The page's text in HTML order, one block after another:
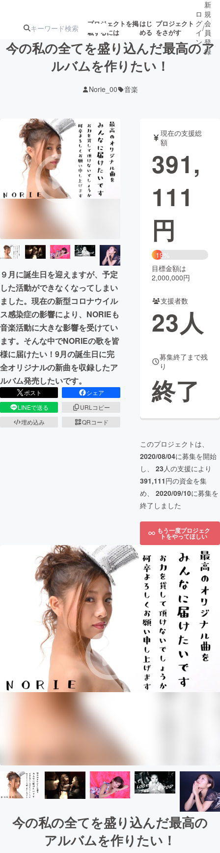
プロジェクトを掲
載するには
はじ
める
プロジェクト
をさがす
ジェクト
募集終了が近いプ
ロジェクト
アート・写真 音楽
テクノロジー・ガジェット ゲーム・サ
映像・映画
まちづくり・地域活性化
CAMPFIRE for Social Good
CAMPFIRE Creation
CAMPFIREふるさと納税 machi-ya コミュニティ
ロ
グ
イ
ン
/
新
規
会
員
登
録
今の私の全てを盛り込んだ最高のア
ルバムを作りたい！
Norie_00 音楽
９月に誕生日を迎えますが、予定
した活動ができなくなってしまい
ました。現在の新型コロナウイル
ス感染症の影響により、NORIEも
音楽活動に大きな影響を受けてい
ます。そんな中でNORIEの歌を皆
様に届けたい！9月の誕生日に完
全オリジナルの新曲を収録したア
ルバム発売したいです。
ポスト
シェア
LINEで送る
URLコピー
埋め込み
QRコード
現在の支援総
額
391,
111
円
19%
目標金額は
2,000,000円
支援者数
23人
募集終了まで残
り
終了
このプロジェクトは、
2020/08/04に募集を開始
し、 23人の支援により
391,111円の資金を集
め、 2020/09/10に募集を
終了しました
もう一度プロジェク
トをやってほしい
今の私の全てを盛り込んだ最高の
アルバムを作りたい！